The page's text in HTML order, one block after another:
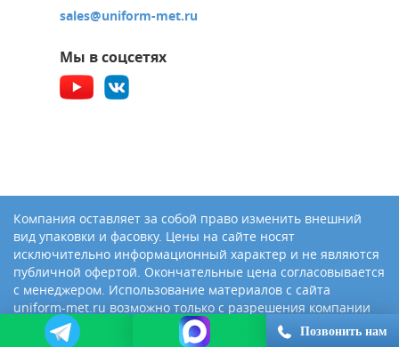
sales@uniform-met.ru
Мы в соцсетях
Компания оставляет за собой право изменить внешний
вид упаковки и фасовку. Цены на сайте носят
исключительно информационный характер и не являются
публичной офертой. Окончательные цена согласовывается
с менеджером. Использование материалов с сайта
uniform-met.ru возможно только с разрешения компании
«Юниформ-Металл»
Позвонить нам